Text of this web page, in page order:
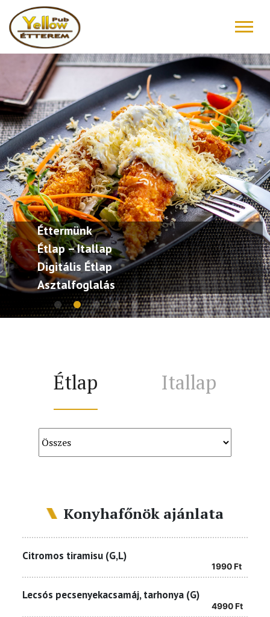
FŐOLDAL
ÉTLAP – ITALLAP
KONYHAFŐNÖK AJÁNLATA
RÓLUNK ÍRTÁK
“DRIVE IN”
GALÉRIA
KAPCSOLAT
Éttermünk
Étlap – Itallap
Digitális Étlap
Asztalfoglalás
Étlap Itallap
Konyhafőnök ajánlata
Citromos tiramisu (G,L)
1990Ft
Lecsós pecsenyekacsamáj, tarhonya (G)
4990Ft